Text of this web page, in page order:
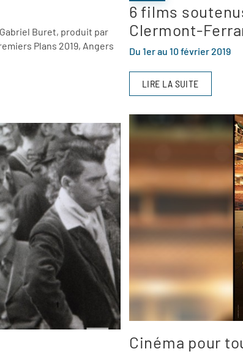
Buret, produit par
Plans 2019, Angers
6 films
Clermont-
Du 1er au 10 février 2019
LIRE LA SUITE
Cinéma pour